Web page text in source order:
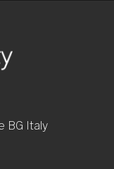
BG Italy